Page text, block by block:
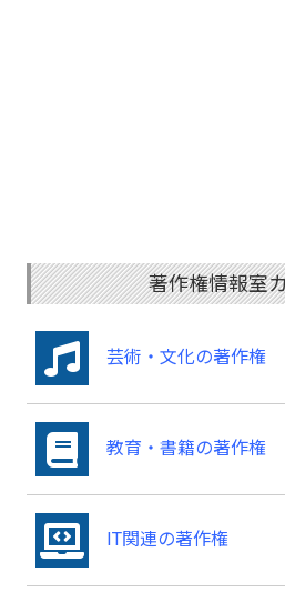
著作権情報室
芸術・文化の著作権
教育・書籍の著作権
IT関連の著作権